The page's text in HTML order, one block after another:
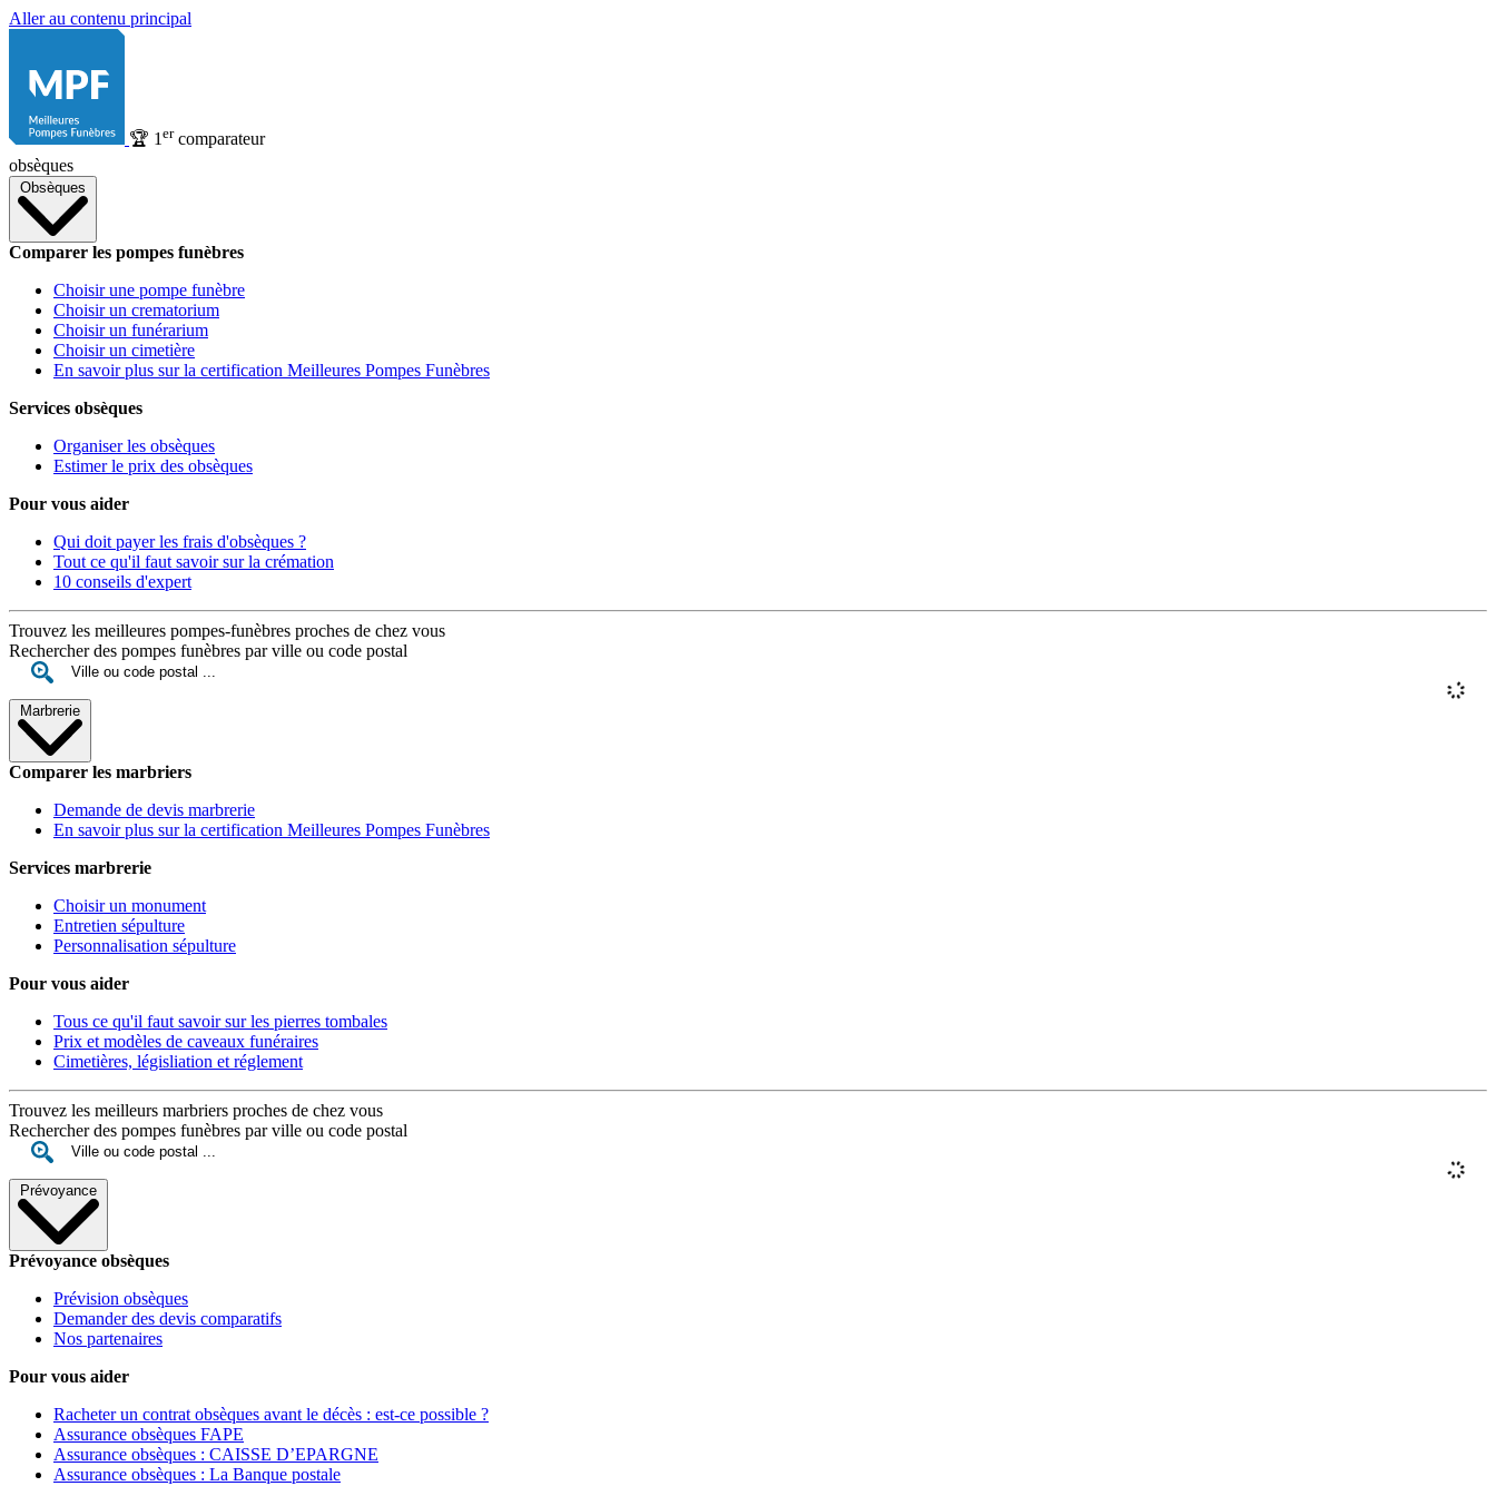
Aller au contenu principal
🏆 1 ercomparateur
obsèques
Obsèques
Comparer les pompes funèbres
Choisir une pompe funèbre
Choisir un crematorium
Choisir un funérarium
Choisir un cimetière
En savoir plus sur la certification Meilleures Pompes Funèbres
Services obsèques
Organiser les obsèques
Estimer le prix des obsèques
Pour vous aider
Qui doit payer les frais d'obsèques ?
Tout ce qu'il faut savoir sur la crémation
10 conseils d'expert
Trouvez les meilleures pompes-funèbres proches de chez vous
Rechercher des pompes funèbres par ville ou code postal
Marbrerie
Comparer les marbriers
Demande de devis marbrerie
En savoir plus sur la certification Meilleures Pompes Funèbres
Services marbrerie
Choisir un monument
Entretien sépulture
Personnalisation sépulture
Pour vous aider
Tous ce qu'il faut savoir sur les pierres tombales
Prix et modèles de caveaux funéraires
Cimetières, législiation et réglement
Trouvez les meilleurs marbriers proches de chez vous
Rechercher des pompes funèbres par ville ou code postal
Prévoyance
Prévoyance obsèques
Prévision obsèques
Demander des devis comparatifs
Nos partenaires
Pour vous aider
Racheter un contrat obsèques avant le décès : est-ce possible ?
Assurance obsèques FAPE
Assurance obsèques : CAISSE D’EPARGNE
Assurance obsèques : La Banque postale